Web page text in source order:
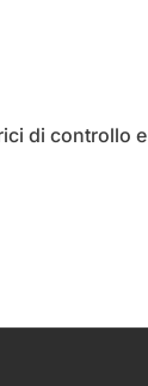
di controllo e